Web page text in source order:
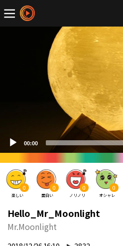
0
楽しい
0
面白い
0
ノリノリ
0
オシャレ
Hello_Mr_Moonlight
Mr.Moonlight